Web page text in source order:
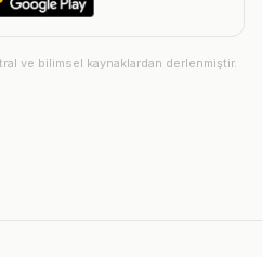
ve bilimsel kaynaklardan derlenmiştir.